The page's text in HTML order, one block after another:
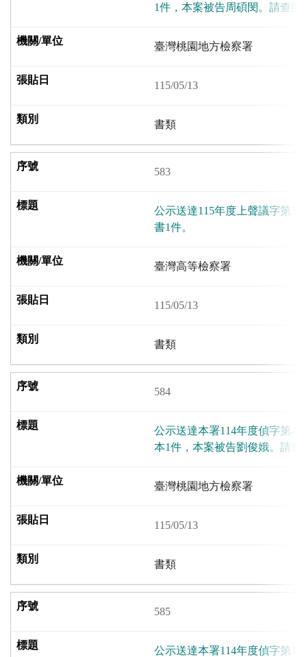
1件，本案被告周碩閔。請查照
臺灣桃園地方檢察署
115/05/13
書類
583
公示送達115年度上聲議字第
書1件。
臺灣高等檢察署
115/05/13
書類
584
公示送達本署114年度偵字第
本1件，本案被告劉俊娥。請查
臺灣桃園地方檢察署
115/05/13
書類
585
公示送達本署114年度偵字第